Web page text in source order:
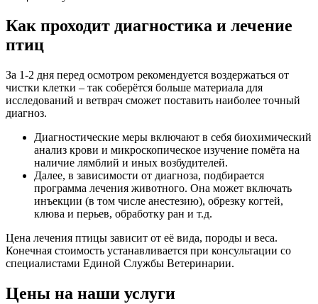
Как проходит диагностика и лечение
птиц
За 1-2 дня перед осмотром рекомендуется воздержаться от
чистки клетки – так соберётся больше материала для
исследований и ветврач сможет поставить наиболее точный
диагноз.
Диагностические меры включают в себя биохимический
анализ крови и микроскопическое изучение помёта на
наличие лямблий и иных возбудителей.
Далее, в зависимости от диагноза, подбирается
программа лечения животного. Она может включать
инъекции (в том числе анестезию), обрезку когтей,
клюва и перьев, обработку ран и т.д.
Цена лечения птицы зависит от её вида, породы и веса.
Конечная стоимость устанавливается при консультации со
специалистами Единой Службы Ветеринарии.
Цены на наши услуги